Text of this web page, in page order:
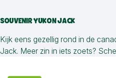
SOUVENIR YUKON JACK
Kijk eens gezellig rond in de
Jack. Meer zin in iets zoets?